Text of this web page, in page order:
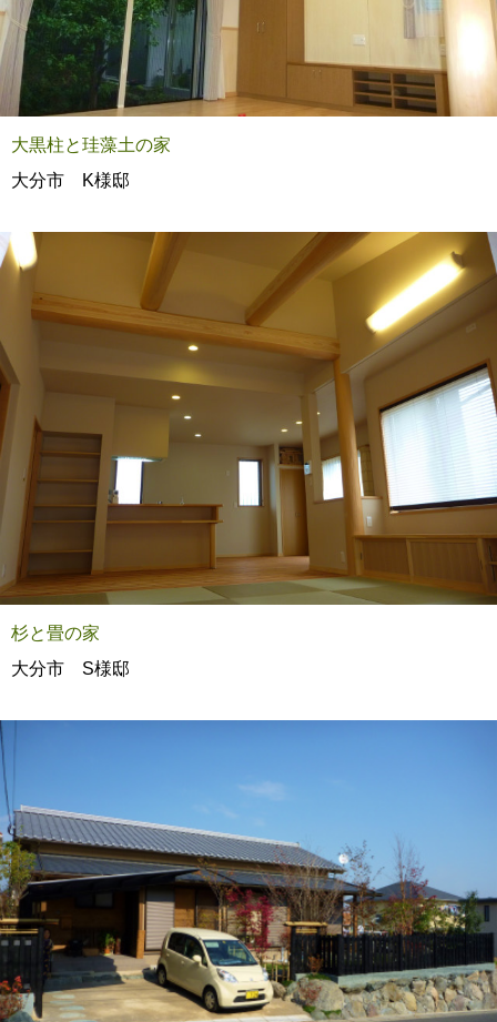
大黒柱と珪藻土の家
大分市 K様邸
杉と畳の家
大分市 S様邸